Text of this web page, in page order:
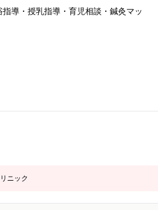
導・授乳指導・育児相談・鍼灸マッ
ニック